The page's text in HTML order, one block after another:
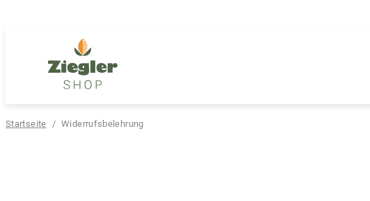
Startseite / Widerrufsbelehrung